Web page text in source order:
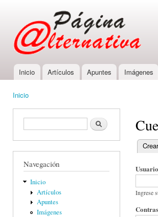
Main menu
Inicio Artículos Apuntes Imágenes
Inicio
Formulario de búsquedaBuscar
Navegación
Inicio
Artículos
Apuntes
Imágenes
Usuario
Ingrese